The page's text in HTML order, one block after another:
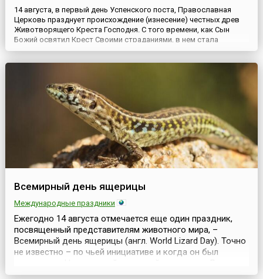
14 августа, в первый день Успенского поста, Православная
Церковь празднует происхождение (изнесение) честных древ
Животворящего Креста Господня. С того времени, как Сын
Божий освятил Крест Своими страданиями, в нем стала
проявляться необыкновенная чудодейственная сила. О её
Всемирный день ящерицы
Международные праздники
Ежегодно 14 августа отмечается еще один праздник,
посвященный представителям животного мира, –
Всемирный день ящерицы (англ. World Lizard Day). Точно
не известно – по чьей инициативе и когда он был
приписывается американскому биологу Джону Хантеру,